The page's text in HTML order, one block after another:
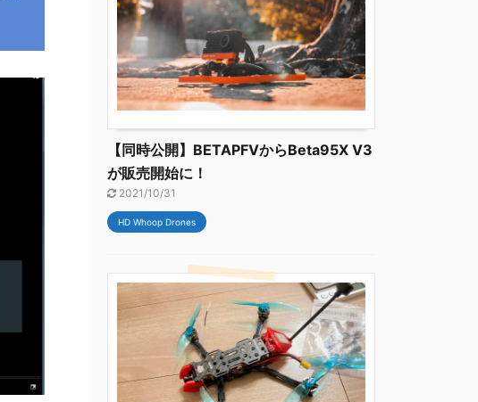
【同時公開】BETAPFVからBeta95X V3
が販売開始に！
2021/10/31
HD Whoop Drones